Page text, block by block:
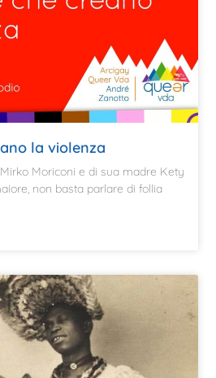
la violenza
Moriconi e di sua madre Kety
non basta parlare di follia